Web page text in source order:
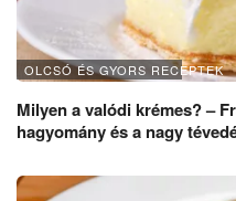
OLCSÓ ÉS GYORS RECEPTEK
Milyen a valódi krémes? –
hagyomány és a nagy